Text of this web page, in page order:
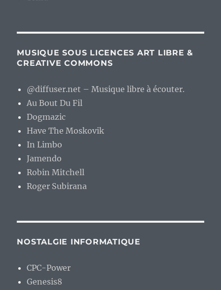
MUSIQUE SOUS LICENCES ART LIBRE &
CREATIVE COMMONS
@diffuser.net – Musique libre à écouter.
Au Bout Du Fil
Dogmazic
Have The Moskovik
In Limbo
Jamendo
Robin Mitchell
Roger Subirana
NOSTALGIE INFORMATIQUE
CPC-Power
Genesis8